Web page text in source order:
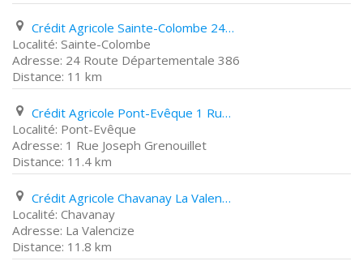
Crédit Agricole Sainte-Colombe 24 Route Départementale 386
Sainte-Colombe
24 Route Départementale 386
11 km
Crédit Agricole Pont-Evêque 1 Rue Joseph Grenouillet
Pont-Evêque
1 Rue Joseph Grenouillet
11.4 km
Crédit Agricole Chavanay La Valencize
Chavanay
La Valencize
11.8 km